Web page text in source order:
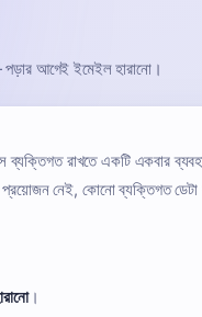
পড়ার আগেই ইমেইল হারানো।
রাখতে একটি একবার
নেই, কোনো ব্যক্তিগত ডেটা
।